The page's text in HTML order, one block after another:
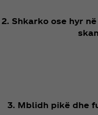
2. Shkarko ose hyr
3. Mblidh pikë dhe